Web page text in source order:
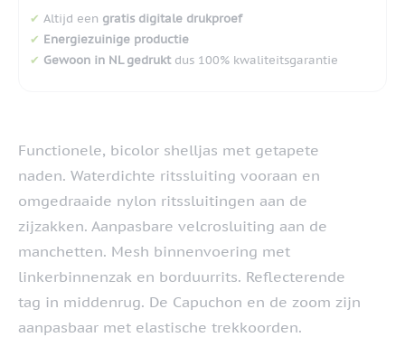
✔ Altijd een gratis digitale drukproef
✔ Energiezuinige productie
✔ Gewoon in NL gedruktdus 100% kwaliteitsgarantie
Functionele, bicolor shelljas met getapete
naden. Waterdichte ritssluiting vooraan en
omgedraaide nylon ritssluitingen aan de
zijzakken. Aanpasbare velcrosluiting aan de
manchetten. Mesh binnenvoering met
linkerbinnenzak en borduurrits. Reflecterende
tag in middenrug. De Capuchon en de zoom zijn
aanpasbaar met elastische trekkoorden.